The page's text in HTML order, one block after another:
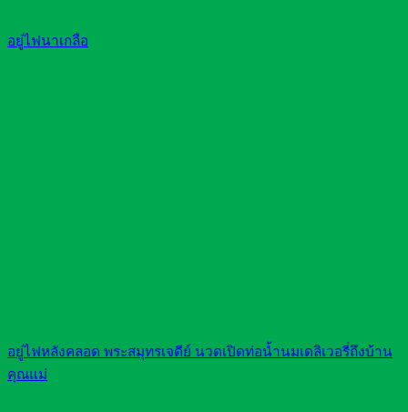
อยู่ไฟนาเกลือ
อยู่ไฟหลังคลอด พระสมุทรเจดีย์ นวดเปิดท่อน้ำนมเดลิเวอรี่ถึงบ้าน
คุณแม่